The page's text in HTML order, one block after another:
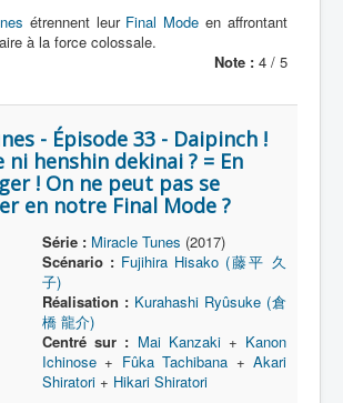
étrennent leur Final Mode en affrontant
à la force colossale.
Note : 4 / 5
- Épisode 33 - Daipinch !
ni henshin dekinai ? = En
! On ne peut pas se
en notre Final Mode ?
Série : Miracle Tunes (2017)
Scénario : Fujihira Hisako (藤平 久
子)
Réalisation : Kurahashi Ryûsuke (倉
橋 龍介)
Centré sur : Mai Kanzaki+ Kanon
Ichinose+ Fûka Tachibana +Akari
Shiratori+ Hikari Shiratori